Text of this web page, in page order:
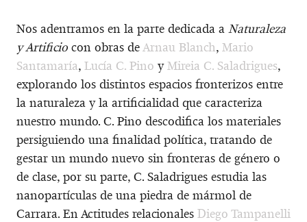
Nos adentramos en la parte dedicada a Naturaleza
y Artificio con obras deArnau Blanch, Mario
Santamaría, Lucía C. Pino yMireia C. Saladrigues,
explorando los distintos espacios fronterizos entre
la naturaleza y la artificialidad que caracteriza
nuestro mundo. C. Pino descodifica los materiales
persiguiendo una finalidad política, tratando de
gestar un mundo nuevo sin fronteras de género o
de clase, por su parte, C. Saladrigues estudia las
nanopartículas de una piedra de mármol de
Carrara. En Actitudes relacionales Diego Tampanelli